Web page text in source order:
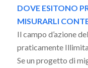
DOVE ESITONO
MISURARLI
Il campo d’azione
praticamente
Se un progetto di